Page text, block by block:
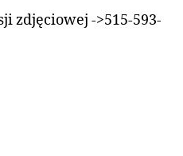
zdjęciowej ->515-593-